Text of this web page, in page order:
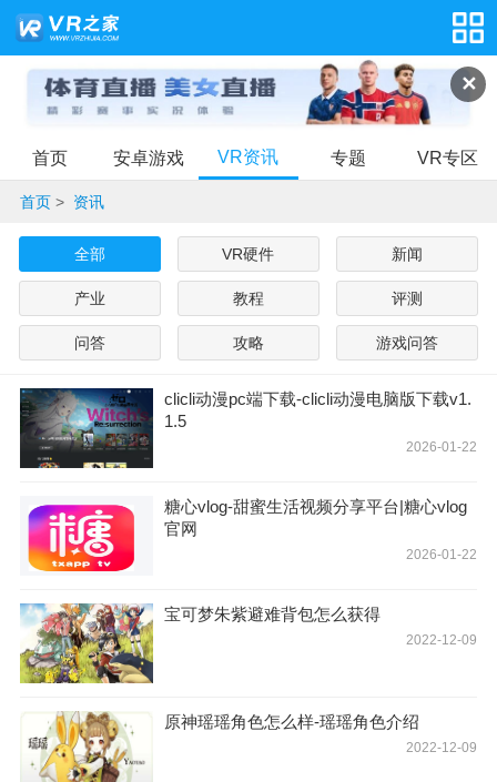
✕
首页 安卓游戏 VR资讯 专题 VR专区
首页> 资讯
全部 VR硬件 新闻
产业 教程 评测
问答 攻略 游戏问答
clicli动漫pc端下载-clicli动漫电脑版下载v1.
1.5
2026-01-22
糖心vlog-甜蜜生活视频分享平台|糖心vlog
官网
2026-01-22
宝可梦朱紫避难背包怎么获得
2022-12-09
原神瑶瑶角色怎么样-瑶瑶角色介绍
2022-12-09